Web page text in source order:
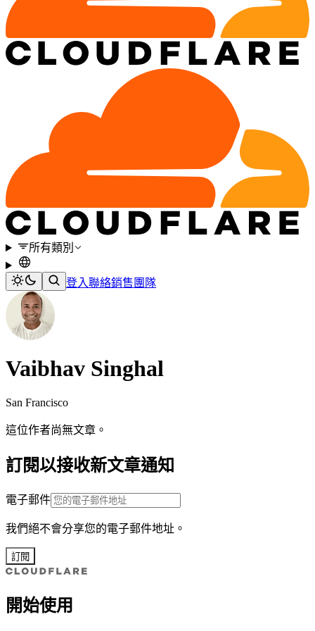
所有類別
登入聯絡銷售團隊
Vaibhav Singhal
San Francisco
這位作者尚無文章。
訂閱以接收新文章通知
電子郵件
我們絕不會分享您的電子郵件地址。
訂閱
開始使用